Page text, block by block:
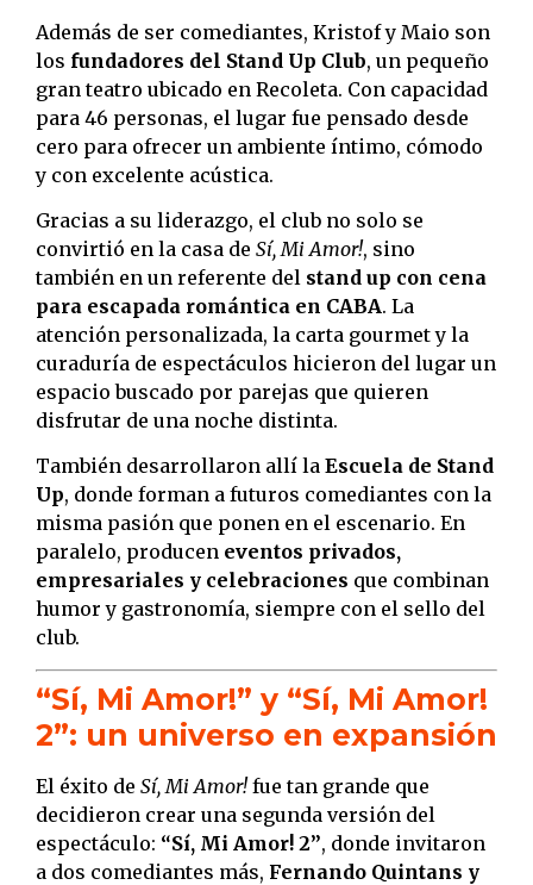
Además de ser comediantes, Kristof y Maio son
los fundadores del Stand Up Club, un pequeño
gran teatro ubicado en Recoleta. Con capacidad
para 46 personas, el lugar fue pensado desde
cero para ofrecer un ambiente íntimo, cómodo
y con excelente acústica.
Gracias a su liderazgo, el club no solo se
convirtió en la casa de Sí, Mi Amor!, sino
también en un referente del stand up con cena
para escapada romántica en CABA. La
atención personalizada, la carta gourmet y la
curaduría de espectáculos hicieron del lugar un
espacio buscado por parejas que quieren
disfrutar de una noche distinta.
También desarrollaron allí la Escuela de Stand
Up, donde forman a futuros comediantes con la
misma pasión que ponen en el escenario. En
paralelo, producen eventos privados,
empresariales y celebraciones que combinan
humor y gastronomía, siempre con el sello del
club.
“Sí, Mi Amor!” y “Sí, Mi Amor!
2”: un universo en expansión
El éxito de Sí, Mi Amor!fue tan grande que
decidieron crear una segunda versión del
espectáculo: “Sí, Mi Amor! 2”, donde invitaron
a dos comediantes más, Fernando Quintans y